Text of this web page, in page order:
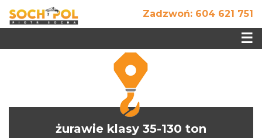
Zadzwoń: 604 621 751
☰
żurawie klasy 35-130 ton